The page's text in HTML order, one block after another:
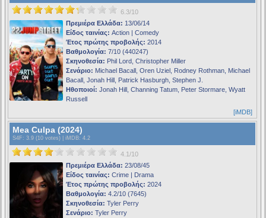
6.3/10
Πρεμιέρα Ελλάδα: 13/06/14
Είδος ταινίας: Action | Comedy
Έτος πρώτης προβολής: 2014
Βαθμολογία: 7/10 (440247)
Σκηνοθεσία: Phil Lord, Christopher Miller
Σενάριο: Michael Bacall, Oren Uziel, Rodney Rothman, Michael
Bacall, Jonah Hill, Patrick Hasburgh, Stephen J.
Ηθοποιοί: Jonah Hill, Channing Tatum, Peter Stormare, Wyatt
Russell
[iMDB]
Mea Culpa (2024)
S4F : 3.9 (10 votes) | iMDB: 4.2
4.1/10
Πρεμιέρα Ελλάδα: 23/08/45
Είδος ταινίας: Crime | Drama
Έτος πρώτης προβολής: 2024
Βαθμολογία: 4.2/10 (7645)
Σκηνοθεσία: Tyler Perry
Σενάριο: Tyler Perry